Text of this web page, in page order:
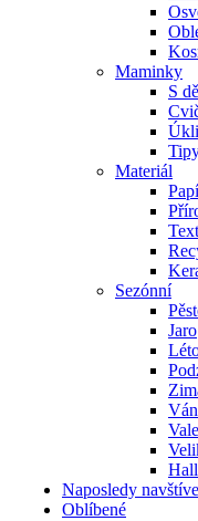
Maminky
S
Materiál
Sezónní
Jaro
Naposledy
Oblíbené